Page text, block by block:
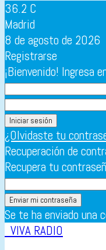
36.2 C
Madrid
8 de agosto de 2026
Registrarse
¡Bienvenido! Ingresa
¿Olvidaste tu
Recuperación de
Recupera tu
Se te ha enviado una
VIVA RADIO